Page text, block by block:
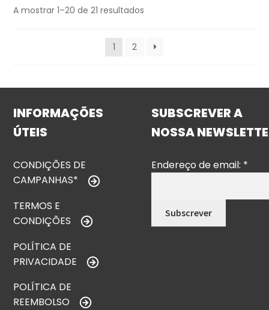
A mostrar 1–20 de 21 resultados
1 2
INFORMAÇÕES
ÚTEIS
CONDIÇÕES DE
CAMPANHAS*
TERMOS E
CONDIÇÕES
POLÍTICA DE
PRIVACIDADE
POLÍTICA DE
REEMBOLSO
SUBSCREVER A
NOSSA
Endereço de email: *